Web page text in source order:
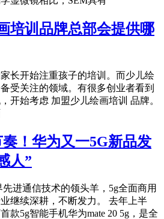
培训品牌总部会提供哪
长开始注重孩子的培训。而少儿绘
受关注的领域。有很多创业者看到
开始考虑 加盟少儿绘画培训 品牌。
！华为又一5G新品发
人”
进通信技术的领头羊，5g全面商用
继续深耕，不断发力。 去年上半
款5g智能手机华为mate 20 5g，是全